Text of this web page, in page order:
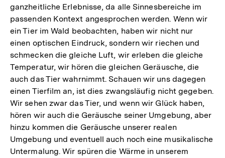
ganzheitliche Erlebnisse, da alle Sinnesbereiche im
passenden Kontext angesprochen werden. Wenn wir
ein Tier im Wald beobachten, haben wir nicht nur
einen optischen Eindruck, sondern wir riechen und
schmecken die gleiche Luft, wir erleben die gleiche
Temperatur, wir hören die gleichen Geräusche, die
auch das Tier wahrnimmt. Schauen wir uns dagegen
einen Tierfilm an, ist dies zwangsläufig nicht gegeben.
Wir sehen zwar das Tier, und wenn wir Glück haben,
hören wir auch die Geräusche seiner Umgebung, aber
hinzu kommen die Geräusche unserer realen
Umgebung und eventuell auch noch eine musikalische
Untermalung. Wir spüren die Wärme in unserem